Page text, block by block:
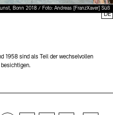
Bonn 2018 / Foto: Andreas [FranzXaver] Süß
1958 sind als Teil der wechselvollen
DE